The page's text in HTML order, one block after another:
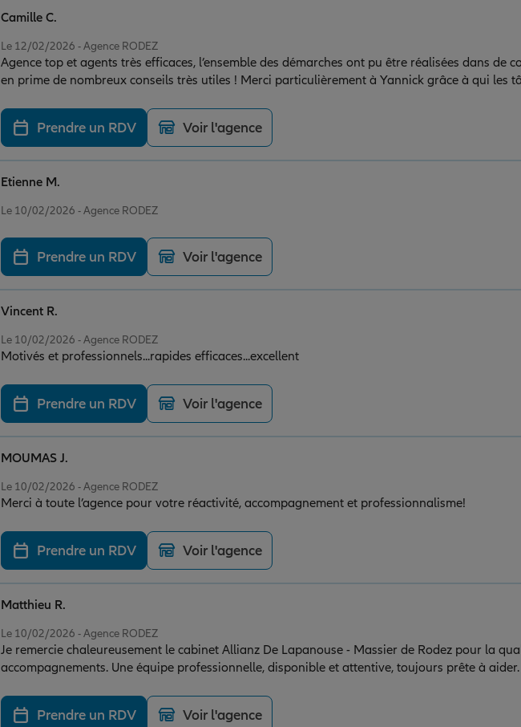
Le 12/02/2026 - Agence RODEZ
Agence top et agents très efficaces, l’ensemble des démarches ont pu être réalisées dans de
en prime de nombreux conseils très utiles ! Merci particulièrement à Yannick grâce à qui les
Camille C.
Prendre un RDV Voir l'agence
Le 10/02/2026 - Agence RODEZ
Etienne M.
Prendre un RDV Voir l'agence
Le 10/02/2026 - Agence RODEZ
Motivés et professionnels...rapides efficaces...excellent
Vincent R.
Prendre un RDV Voir l'agence
Le 10/02/2026 - Agence RODEZ
Merci à toute l’agence pour votre réactivité, accompagnement et professionnalisme!
MOUMAS J.
Prendre un RDV Voir l'agence
Le 10/02/2026 - Agence RODEZ
Je remercie chaleureusement le cabinet Allianz De Lapanouse - Massier de Rodez pour la
accompagnements. Une équipe professionnelle, disponible et attentive, toujours prête à aider.
Un service irréprochable. Merci à vous tous
Matthieu R.
Prendre un RDV Voir l'agence